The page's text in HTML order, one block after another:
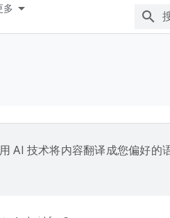
多
AI 技术将内容翻译成您偏好的语